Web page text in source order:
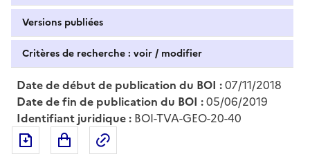
Versions publiées
Critères de recherche : voir / modifier
Date de début de publication du BOI :07/11/2018
Date de fin de publication du BOI :05/06/2019
Identifiant juridique : BOI-TVA-GEO-20-40
Exporter le document au format pdf